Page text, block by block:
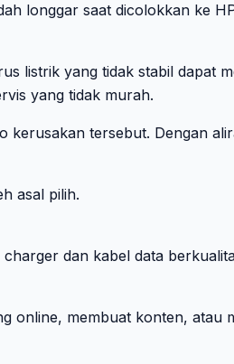
longgar saat dicolokkan ke
listrik yang tidak stabil dapat
yang tidak murah.
tersebut. Dengan
asal pilih.
dan kabel data
online, membuat konten,